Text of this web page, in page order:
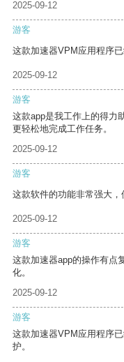
2025-09-12
游客
这款加速器VPM应用程序
2025-09-12
游客
这款app是我工作上的得力
更轻松地完成工作任务。
2025-09-12
游客
这款软件的功能非常强大，
2025-09-12
游客
这款加速器app的操作有点
化。
2025-09-12
游客
这款加速器VPM应用程序
护。